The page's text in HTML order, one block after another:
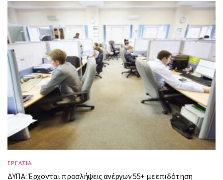
ΕΡΓΑΣΙΑ
ΔΥΠΑ: Έρχονται προσλήψεις ανέργων 55+ με επιδότηση